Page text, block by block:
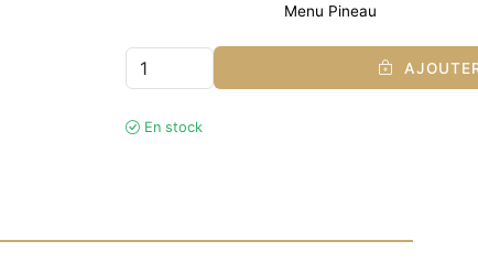
Menu Pineau
En stock